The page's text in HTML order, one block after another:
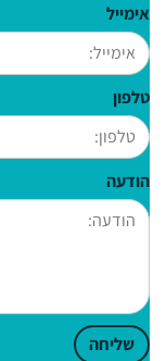
אימייל
טלפון
הודעה
שליחה